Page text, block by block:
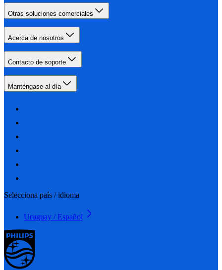
Otras soluciones comerciales
Acerca de nosotros
Contacto de soporte
Manténgase al día
Selecciona país / idioma
Uruguay / Español